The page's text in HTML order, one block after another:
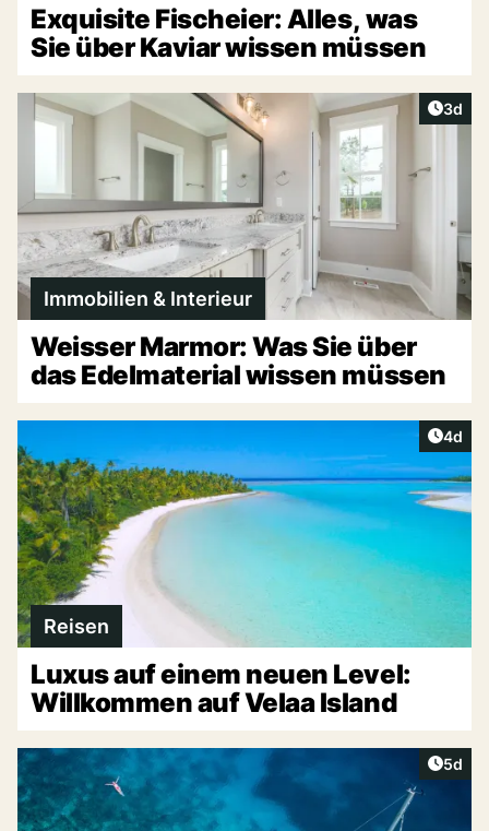
Exquisite Fischeier: Alles, was
Sie über Kaviar wissen müssen
3d
Immobilien & Interieur
Weisser Marmor: Was Sie über
das Edelmaterial wissen müssen
4d
Reisen
Luxus auf einem neuen Level:
Willkommen auf Velaa Island
5d